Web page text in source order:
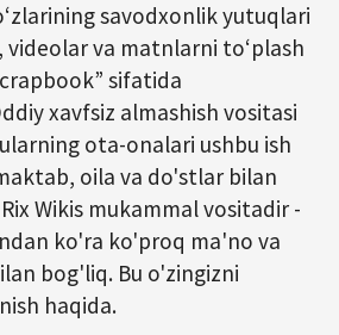
savodxonlik yutuqlari
videolar va matnlarni toʻplash
sifatida
xavfsiz almashish vositasi
ota-onalari ushbu ish
oila va do'stlar bilan
Wikis mukammal vositadir -
ko'ra ko'proq ma'no va
bog'liq. Bu o'zingizni
haqida.